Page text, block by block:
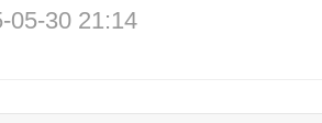
05-30 21:14